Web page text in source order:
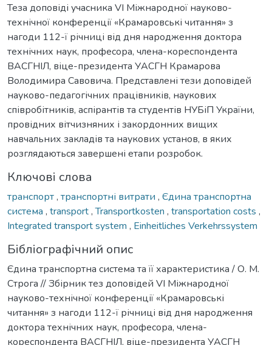
Теза доповіді учасника VI Міжнародної науково-
технічної конференції «Крамаровські читання» з
нагоди 112-ї річниці від дня народження доктора
технічних наук, професора, члена-кореспондента
ВАСГНІЛ, віце-президента УАСГН Крамарова
Володимира Савовича. Представлені тези доповідей
науково-педагогічних працівників, наукових
співробітників, аспірантів та студентів НУБіП України,
провідних вітчизняних і закордонних вищих
навчальних закладів та наукових установ, в яких
розглядаються завершені етапи розробок.
Ключові слова
транспорт, транспортні витрати , Єдина транспортна
система , transport,Transportkosten , transportation costs ,
Integrated transport system , Einheitliches Verkehrssystem
Бібліографічний опис
Єдина транспортна система та її характеристика / О. М.
Строга // Збірник тез доповідей VI Міжнародної
науково-технічної конференції «Крамаровські
читання» з нагоди 112-ї річниці від дня народження
доктора технічних наук, професора, члена-
кореспондента ВАСГНІЛ, віце-президента УАСГН